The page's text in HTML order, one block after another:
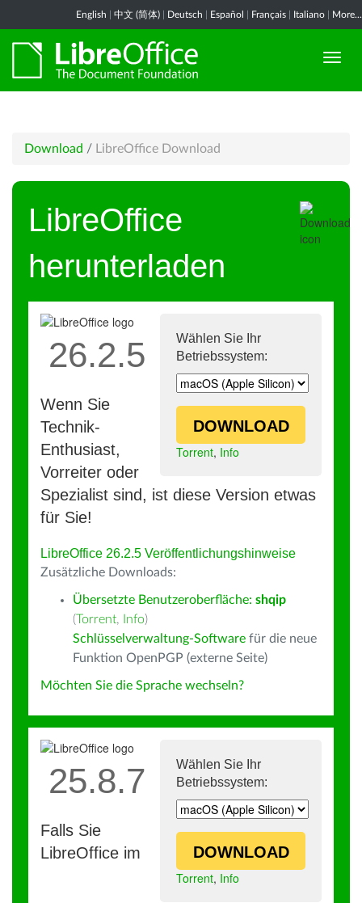
English 中文 (简体) Deutsch Español Français Italiano More...
Download / LibreOffice Download
LibreOffice
herunterladen
Wählen Sie Ihr
Betriebssystem:
DOWNLOAD
Torrent, Info
26.2.5
Wenn Sie
Technik-
Enthusiast,
Vorreiter oder
Spezialist sind, ist diese Version etwas
für Sie!
LibreOffice 26.2.5 Veröffentlichungshinweise
Zusätzliche Downloads:
Übersetzte Benutzeroberfläche: shqip
(Torrent, Info)
Schlüsselverwaltung-Software für die neue
Funktion OpenPGP (externe Seite)
Möchten Sie die Sprache wechseln?
Wählen Sie Ihr
Betriebssystem:
DOWNLOAD
Torrent, Info
25.8.7
Falls Sie
LibreOffice im